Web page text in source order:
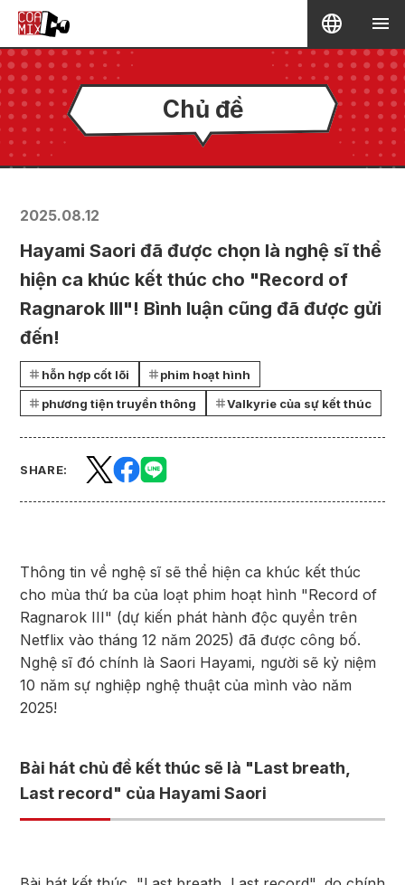
Chủ đề
2025.08.12
Hayami Saori đã được chọn là nghệ sĩ thể
hiện ca khúc kết thúc cho "Record of
Ragnarok III"! Bình luận cũng đã được gửi
đến!
hỗn hợp cốt lõi
phim hoạt hình
phương tiện truyền thông
Valkyrie của sự kết thúc
SHARE:
Thông tin về nghệ sĩ sẽ thể hiện ca khúc kết thúc
cho mùa thứ ba của loạt phim hoạt hình "Record of
Ragnarok III" (dự kiến phát hành độc quyền trên
Netflix vào tháng 12 năm 2025) đã được công bố.
Nghệ sĩ đó chính là Saori Hayami, người sẽ kỷ niệm
10 năm sự nghiệp nghệ thuật của mình vào năm
2025!
Bài hát chủ đề kết thúc sẽ là "Last breath,
Last record" của Hayami Saori